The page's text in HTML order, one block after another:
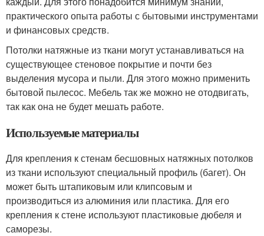
практического опыта работы с бытовыми инструментами
и финансовых средств.
Потолки натяжные из ткани могут устанавливаться на
существующее стеновое покрытие и почти без
выделения мусора и пыли. Для этого можно применить
бытовой пылесос. Мебель так же можно не отодвигать,
так как она не будет мешать работе.
Используемые материалы
Для крепления к стенам бесшовных натяжных потолков
из ткани используют специальный профиль (багет). Он
может быть штапиковым или клипсовым и
производиться из алюминия или пластика. Для его
крепления к стене используют пластиковые дюбеля и
саморезы.